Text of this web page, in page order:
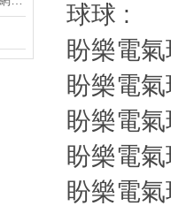
球球 :
盼樂電
盼樂電
盼樂電
盼樂電
盼樂電